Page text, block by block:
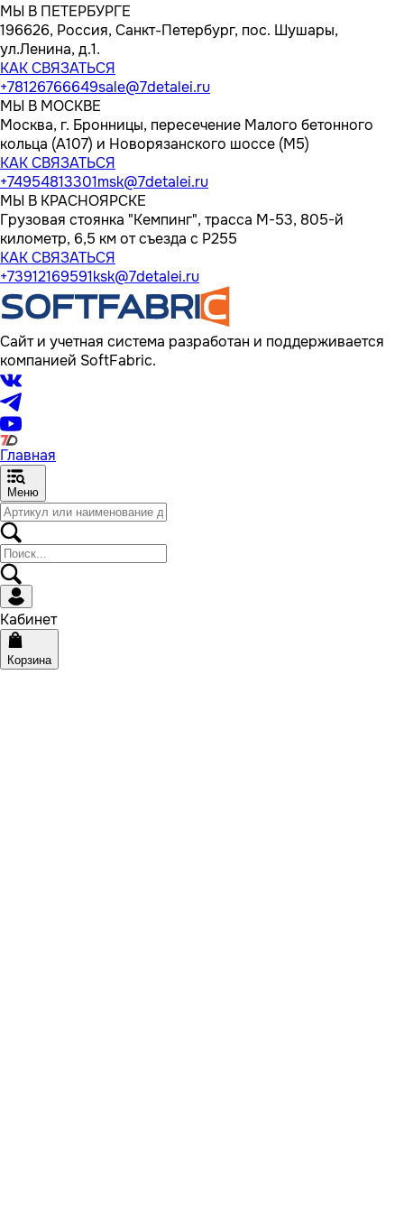
МЫ В ПЕТЕРБУРГЕ
196626, Россия, Санкт-Петербург, пос. Шушары,
ул.Ленина, д.1.
КАК СВЯЗАТЬСЯ
+78126766649sale@7detalei.ru
МЫ В МОСКВЕ
Москва, г. Бронницы, пересечение Малого бетонного
кольца (А107) и Новорязанского шоссе (М5)
КАК СВЯЗАТЬСЯ
+74954813301msk@7detalei.ru
МЫ В КРАСНОЯРСКЕ
Грузовая стоянка "Кемпинг", трасса M-53, 805-й
километр, 6,5 км от съезда с Р255
КАК СВЯЗАТЬСЯ
+73912169591ksk@7detalei.ru
Сайт и учетная система разработан и поддерживается
компанией SoftFabric.
Главная
Меню
Кабинет
Корзина